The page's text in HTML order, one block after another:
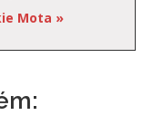
Mota »